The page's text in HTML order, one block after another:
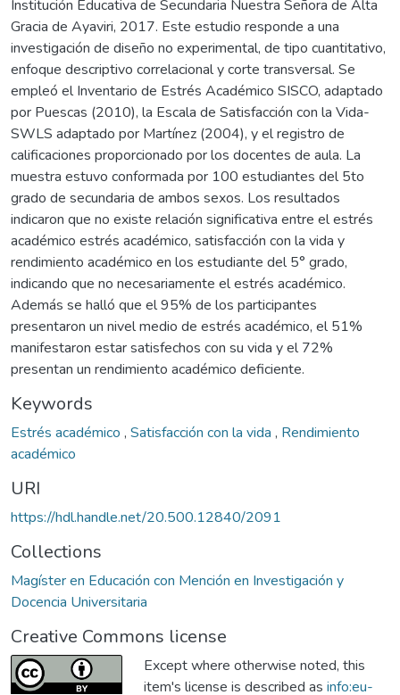
Institución Educativa de Secundaria Nuestra Señora de Alta
Gracia de Ayaviri, 2017. Este estudio responde a una
investigación de diseño no experimental, de tipo cuantitativo,
enfoque descriptivo correlacional y corte transversal. Se
empleó el Inventario de Estrés Académico SISCO, adaptado
por Puescas (2010), la Escala de Satisfacción con la Vida-
SWLS adaptado por Martínez (2004), y el registro de
calificaciones proporcionado por los docentes de aula. La
muestra estuvo conformada por 100 estudiantes del 5to
grado de secundaria de ambos sexos. Los resultados
indicaron que no existe relación significativa entre el estrés
académico estrés académico, satisfacción con la vida y
rendimiento académico en los estudiante del 5° grado,
indicando que no necesariamente el estrés académico.
Además se halló que el 95% de los participantes
presentaron un nivel medio de estrés académico, el 51%
manifestaron estar satisfechos con su vida y el 72%
presentan un rendimiento académico deficiente.
Keywords
Estrés académico , Satisfacción con la vida , Rendimiento
académico
URI
https://hdl.handle.net/20.500.12840/2091
Collections
Magíster en Educación con Mención en Investigación y
Docencia Universitaria
Creative Commons license
Except where otherwise noted, this
item's license is described as info:eu-